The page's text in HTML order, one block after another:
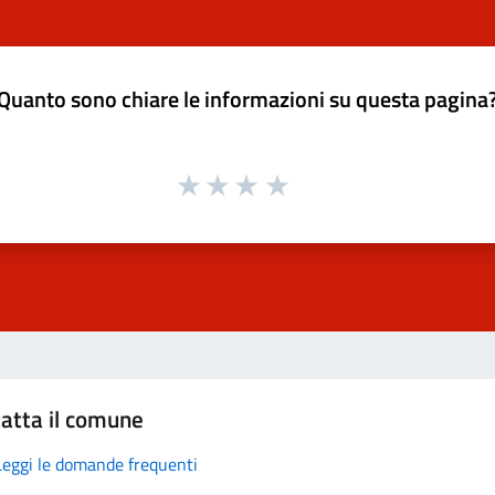
sono chiare le informazioni su questa
il comune
le domande frequenti